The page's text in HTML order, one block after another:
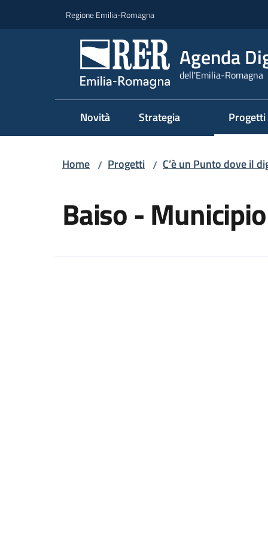
Regione Emilia-Romagna
Agenda
dell'Emilia-Romagna
Novità Strategia Progetti
Home / Progetti / C’è un Punto dove il
Baiso - Municipio